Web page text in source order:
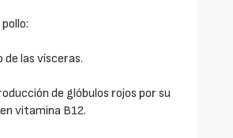
las vísceras.
de glóbulos rojos por su
vitamina B12.